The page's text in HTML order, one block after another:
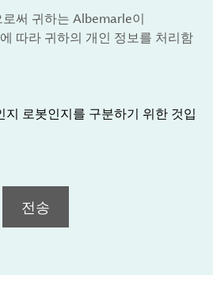
써 귀하는 Albemarle이
에 따라 귀하의 개인 정보를 처리함
지 로봇인지를 구분하기 위한 것입
전송